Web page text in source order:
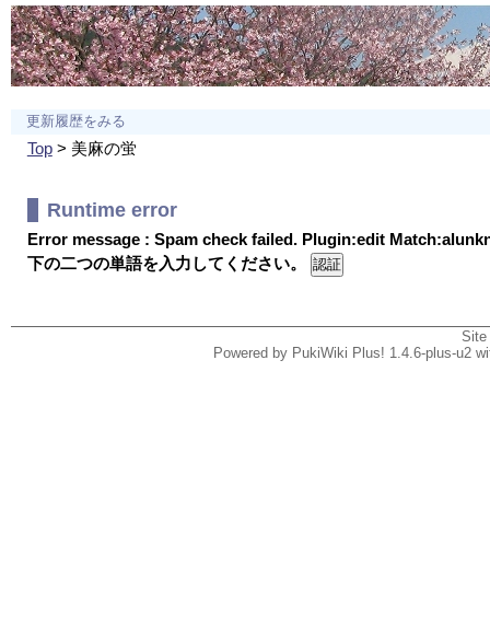
更新履歴をみる
Top> 美麻の蛍
Runtime error
Error message : Spam check failed. Plugin:edit
下の二つの単語を入力してください。
Powered by PukiWiki Plus! 1.4.6-plus-u2